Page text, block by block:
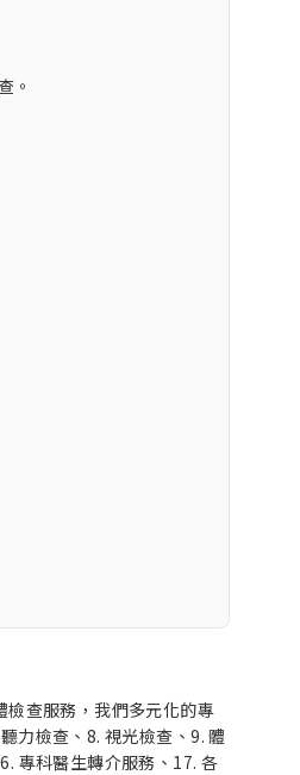
。
查服務，我們多元化的專
力檢查、8. 視光檢查、9. 體
專科醫生轉介服務、17. 各